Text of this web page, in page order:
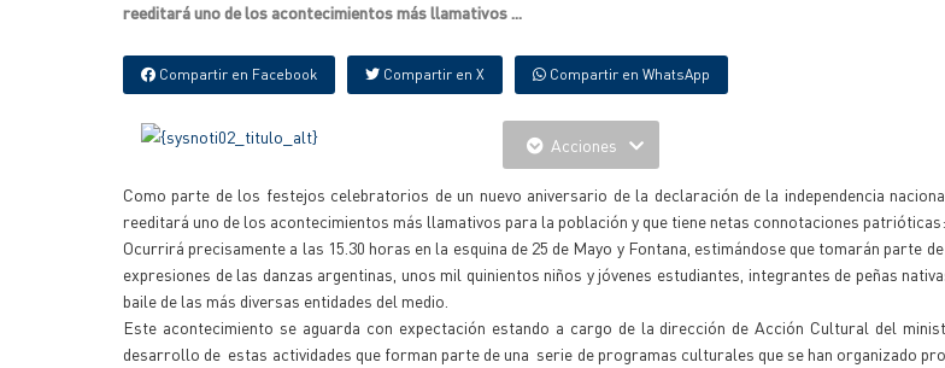
reeditará uno de los acontecimientos más llamativos ...
Compartir en Facebook Compartir en X Compartir en WhatsApp
Acciones
Como parte de los festejos celebratorios de un nuevo aniversario de la declaración de la independencia
reeditará uno de los acontecimientos más llamativos para la población y que tiene netas connotaciones
Ocurrirá precisamente a las 15.30 horas en la esquina de 25 de Mayo y Fontana, estimándose que tomarán parte
expresiones de las danzas argentinas, unos mil quinientos niños y jóvenes estudiantes, integrantes de peñas
baile de las más diversas entidades del medio.
Este acontecimiento se aguarda con expectación estando a cargo de la dirección de Acción Cultural del
desarrollo de estas actividades que forman parte de una serie de programas culturales que se han organizado